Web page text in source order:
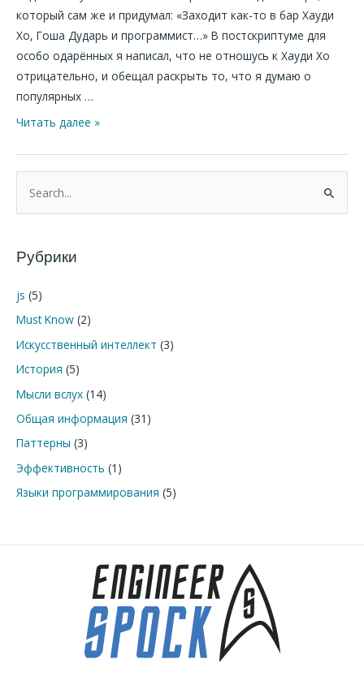
который сам же и придумал: «Заходит как-то в бар Хауди
Хо, Гоша Дударь и программист…» В постскриптуме для
особо одарённых я написал, что не отношусь к Хауди Хо
отрицательно, и обещал раскрыть то, что я думаю о
популярных …
Казнить
нельзя
помиловать.
Читать далее »
о
с
:
Рубрики
js (5)
Must Know (2)
Искусственный интеллект (3)
История (5)
Мысли вслух (14)
Общая информация (31)
Паттерны (3)
Эффективность (1)
Языки программирования (5)